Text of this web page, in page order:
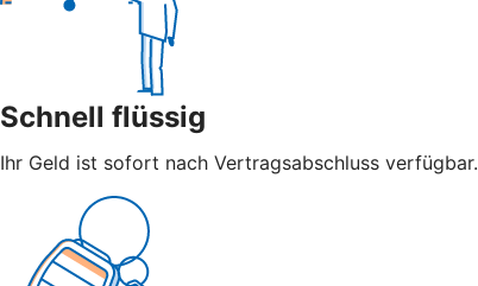
Schnell flüssig
Ihr Geld ist sofort nach Vertragsabschluss verfügbar.